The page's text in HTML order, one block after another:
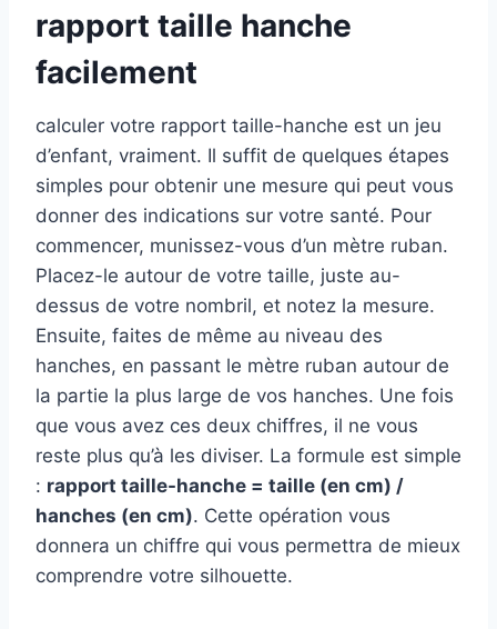
rapport taille hanche
facilement
calculer votre rapport taille-hanche est un jeu
d’enfant, vraiment. Il suffit de quelques étapes
simples pour obtenir une mesure qui peut vous
donner des indications sur votre santé. Pour
commencer, munissez-vous d’un mètre ruban.
Placez-le autour de votre taille, juste au-
dessus de votre nombril, et notez la mesure.
Ensuite, faites de même au niveau des
hanches, en passant le mètre ruban autour de
la partie la plus large de vos hanches. Une fois
que vous avez ces deux chiffres, il ne vous
reste plus qu’à les diviser. La formule est simple
: rapport taille-hanche = taille (en cm) /
hanches (en cm). Cette opération vous
donnera un chiffre qui vous permettra de mieux
comprendre votre silhouette.